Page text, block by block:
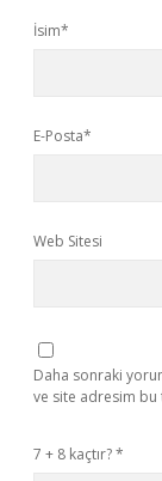
İsim*
E-Posta*
Web Sitesi
Daha sonraki
ve site adresim bu
7 + 8 kaçtır?*